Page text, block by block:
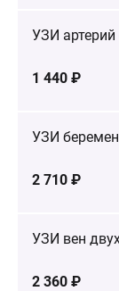
УЗИ артерий
1 440 ₽
УЗИ
2 710 ₽
УЗИ вен
2 360 ₽